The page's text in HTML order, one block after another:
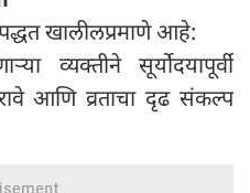
खालीलप्रमाणे आहे:
व्यक्तीने सूर्योदयापूर्वी
आणि व्रताचा दृढ संकल्प